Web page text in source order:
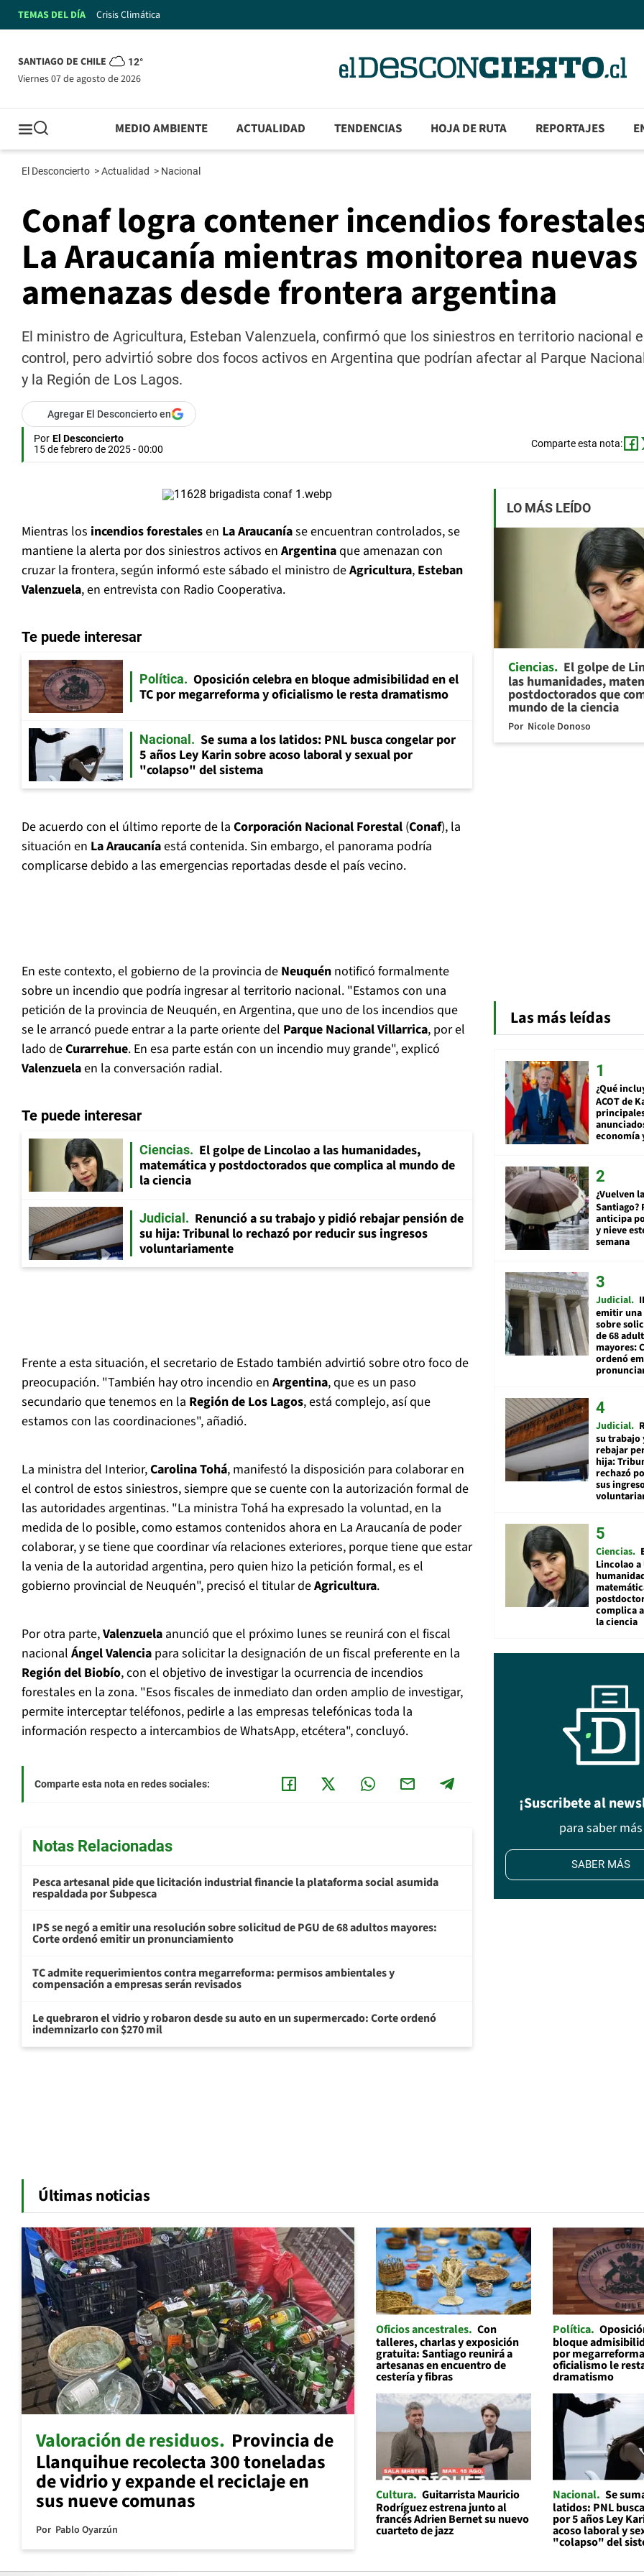
TEMAS DEL DÍA Crisis Climática
SANTIAGO DE CHILE 12°
viernes 07 de agosto de 2026
MEDIO AMBIENTE ACTUALIDAD TENDENCIAS HOJA DE RUTA REPORTAJES
El Desconcierto >Actualidad > Nacional
Conaf logra contener incendios
La Araucanía mientras monitorea nuevas
amenazas desde frontera argentina
El ministro de Agricultura, Esteban Valenzuela, confirmó que los siniestros en territorio nacional
control, pero advirtió sobre dos focos activos en Argentina que podrían afectar al Parque
y la Región de Los Lagos.
Agregar El Desconcierto en
Por El Desconcierto
15 de febrero de 2025 - 00:00
Comparte esta nota:
Mientras los incendios forestalesen La Araucaníase encuentran controlados, se
mantiene la alerta por dos siniestros activos en Argentinaque amenazan con
cruzar la frontera, según informó este sábado el ministro deAgricultura, Esteban
Valenzuela, en entrevista con Radio Cooperativa.
Te puede interesar
Política
Oposición celebra en bloque admisibilidad en el
TC por megarreforma y oficialismo le resta dramatismo
Nacional
Se suma a los latidos: PNL busca congelar por
5 años Ley Karin sobre acoso laboral y sexual por
"colapso" del sistema
De acuerdo con el último reporte de la Corporación Nacional Forestal (Conaf), la
situación en La Araucaníaestá contenida. Sin embargo, el panorama podría
complicarse debido a las emergencias reportadas desde el país vecino.
En este contexto, el gobierno de la provincia de Neuquén notificó formalmente
sobre un incendio que podría ingresar al territorio nacional. "Estamos con una
petición de la provincia de Neuquén, en Argentina, que uno de los incendios que
se le arrancó puede entrar a la parte oriente del Parque Nacional Villarrica, por el
lado deCurarrehue. En esa parte están con un incendio muy grande", explicó
Valenzuelaen la conversación radial.
Te puede interesar
Ciencias
El golpe de Lincolao a las humanidades,
matemática y postdoctorados que complica al mundo de
la ciencia
Judicial
Renunció a su trabajo y pidió rebajar pensión de
su hija: Tribunal lo rechazó por reducir sus ingresos
voluntariamente
Frente a esta situación, el secretario de Estado también advirtió sobre otro foco de
preocupación. "También hay otro incendio en Argentina, que es un paso
secundario que tenemos en la Región de Los Lagos, está complejo, así que
estamos con las coordinaciones", añadió.
La ministra del Interior,Carolina Tohá, manifestó la disposición para colaborar en
el control de estos siniestros, siempre que se cuente con la autorización formal de
las autoridades argentinas. "La ministra Tohá ha expresado la voluntad, en la
medida de lo posible, como estamos contenidos ahora en La Araucanía de poder
colaborar, y se tiene que coordinar vía relaciones exteriores, porque tiene que estar
la venia de la autoridad argentina, pero quien hizo la petición formal, es el
gobierno provincial de Neuquén", precisó el titular deAgricultura.
Por otra parte,Valenzuela anunció que el próximo lunes se reunirá con el fiscal
nacional Ángel Valencia para solicitar la designación de un fiscal preferente en la
Región del Biobío, con el objetivo de investigar la ocurrencia de incendios
forestales en la zona. "Esos fiscales de inmediato dan orden amplio de investigar,
permite interceptar teléfonos, pedirle a las empresas telefónicas toda la
información respecto a intercambios de WhatsApp, etcétera", concluyó.
Comparte esta nota en redes sociales:
Notas Relacionadas
Pesca artesanal pide que licitación industrial financie la plataforma social asumida
respaldada por Subpesca
IPS se negó a emitir una resolución sobre solicitud de PGU de 68 adultos mayores:
Corte ordenó emitir un pronunciamiento
TC admite requerimientos contra megarreforma: permisos ambientales y
compensación a empresas serán revisados
Le quebraron el vidrio y robaron desde su auto en un supermercado: Corte ordenó
indemnizarlo con $270 mil
LO MÁS LEÍDO
Ciencias El golpe de
las humanidades,
postdoctorados que
mundo de la ciencia
Por Nicole Donoso
Las más leídas
¿Qué
ACOT de
economía
¿Vuelven
Santiago?
anticipa
y nieve
semana
Judicial
emitir
sobre
de 68
mayores:
ordenó
Judicial
su trabajo
rebajar
hija:
rechazó
sus
Ciencias
Lincolao a
complica
la ciencia
¡Suscribete al
para saber más
SABER MÁS
Últimas noticias
Valoración de residuos Provincia de
Llanquihue recolecta 300 toneladas
de vidrio y expande el reciclaje en
sus nueve comunas
Por Pablo Oyarzún
Oficios ancestrales Con
talleres, charlas y exposición
gratuita: Santiago reunirá a
artesanas en encuentro de
cestería y fibras
Política
bloque
por
oficialismo le
dramatismo
Cultura Guitarrista Mauricio
Rodríguez estrena junto al
francés Adrien Bernet su nuevo
cuarteto de jazz
Nacional Se
latidos: PNL
por 5 años Ley
acoso laboral y
"colapso" del